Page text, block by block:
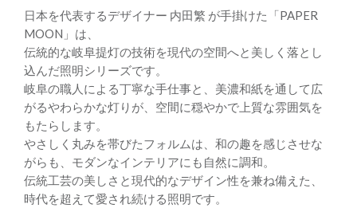
日本を代表するデザイナー 内田繁 が手掛けた「PAPER
MOON」は、
伝統的な岐阜提灯の技術を現代の空間へと美しく落とし
込んだ照明シリーズです。
岐阜の職人による丁寧な手仕事と、美濃和紙を通して広
がるやわらかな灯りが、空間に穏やかで上質な雰囲気を
もたらします。
やさしく丸みを帯びたフォルムは、和の趣を感じさせな
がらも、モダンなインテリアにも自然に調和。
伝統工芸の美しさと現代的なデザイン性を兼ね備えた、
時代を超えて愛され続ける照明です。